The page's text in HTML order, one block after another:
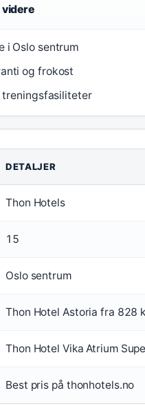
videre
i Oslo sentrum
og frokost
treningsfasiliteter
DETALJER
Thon Hotels
15
Oslo sentrum
Thon Hotel Astoria fra 828
Thon Hotel Vika Atrium
Best pris på thonhotels.no